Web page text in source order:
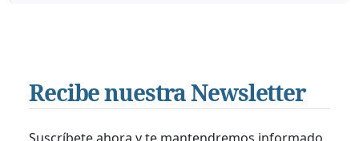
Recibe nuestra Newsletter